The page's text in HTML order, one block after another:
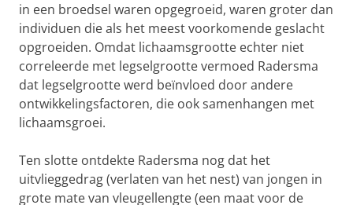
in een broedsel waren opgegroeid, waren groter dan
individuen die als het meest voorkomende geslacht
opgroeiden. Omdat lichaamsgrootte echter niet
correleerde met legselgrootte vermoed Radersma
dat legselgrootte werd beïnvloed door andere
ontwikkelingsfactoren, die ook samenhangen met
lichaamsgroei.
Ten slotte ontdekte Radersma nog dat het
uitvlieggedrag (verlaten van het nest) van jongen in
grote mate van vleugellengte (een maat voor de